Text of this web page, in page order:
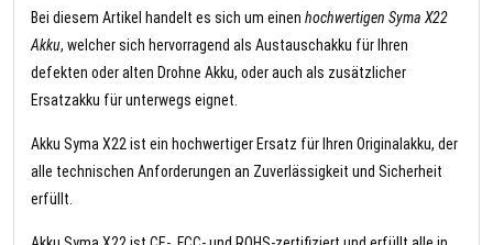
Bei diesem Artikel handelt es sich um einen hochwertigen Syma X22
Akku, welcher sich hervorragend als Austauschakku für Ihren
defekten oder alten Drohne Akku, oder auch als zusätzlicher
Ersatzakku für unterwegs eignet.
Akku Syma X22 ist ein hochwertiger Ersatz für Ihren Originalakku, der
alle technischen Anforderungen an Zuverlässigkeit und Sicherheit
erfüllt.